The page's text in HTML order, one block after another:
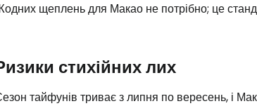
щеплень для Макао не потрібно; це
стихійних лих
тайфунів триває з липня по вересень, і